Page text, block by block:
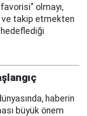
olmayı,
ve takip etmekten
haberin
büyük önem